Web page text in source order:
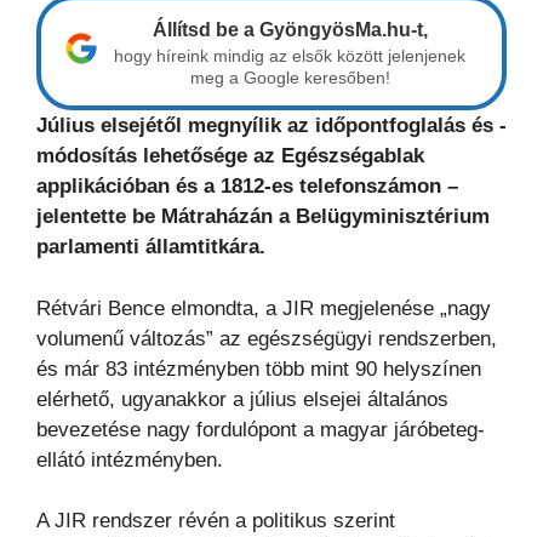
Állítsd be a GyöngyösMa.hu-t,
hogy híreink mindig az elsők között jelenjenek
meg a Google keresőben!
Július elsejétől megnyílik az időpontfoglalás és -
módosítás lehetősége az Egészségablak
applikációban és a 1812-es telefonszámon –
jelentette be Mátraházán a Belügyminisztérium
parlamenti államtitkára.
Rétvári Bence elmondta, a JIR megjelenése „nagy
volumenű változás” az egészségügyi rendszerben,
és már 83 intézményben több mint 90 helyszínen
elérhető, ugyanakkor a július elsejei általános
bevezetése nagy fordulópont a magyar járóbeteg-
ellátó intézményben.
A JIR rendszer révén a politikus szerint